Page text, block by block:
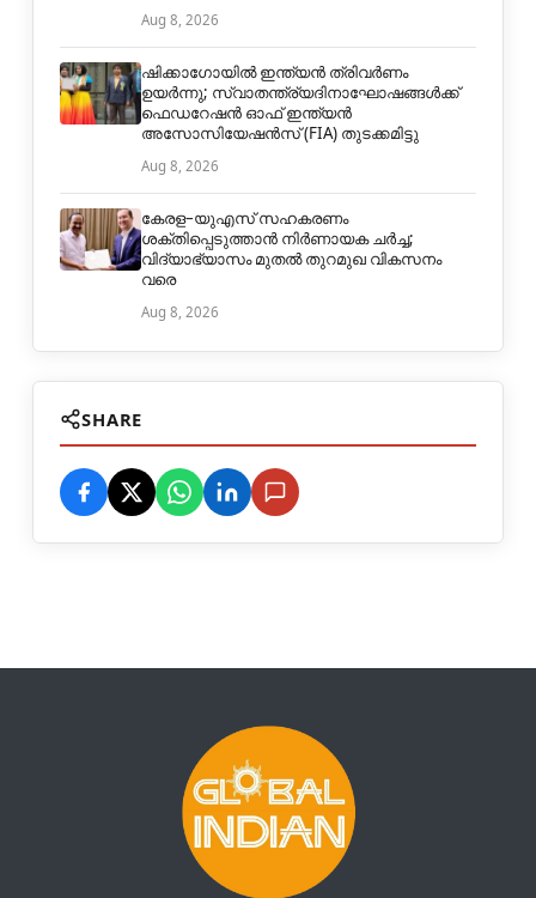
Aug 8, 2026
ഷിക്കാഗോയിൽ ഇന്ത്യൻ ത്രിവർണം
ഉയർന്നു; സ്വാതന്ത്ര്യദിനാഘോഷങ്ങൾക്ക്
ഫെഡറേഷൻ ഓഫ് ഇന്ത്യൻ
അസോസിയേഷൻസ് (FIA) തുടക്കമിട്ടു
Aug 8, 2026
കേരള–യുഎസ് സഹകരണം
ശക്തിപ്പെടുത്താൻ നിർണായക ചർച്ച;
വിദ്യാഭ്യാസം മുതൽ തുറമുഖ വികസനം
വരെ
Aug 8, 2026
SHARE